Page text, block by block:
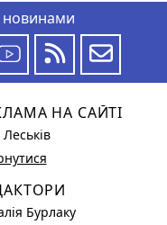
новинами
НА САЙТІ
Леськів
Бурлаку